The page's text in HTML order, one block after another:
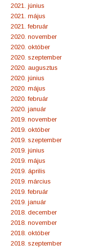
2021. június
2021. május
2021. február
2020. november
2020. október
2020. szeptember
2020. augusztus
2020. június
2020. május
2020. február
2020. január
2019. november
2019. október
2019. szeptember
2019. június
2019. május
2019. április
2019. március
2019. február
2019. január
2018. december
2018. november
2018. október
2018. szeptember